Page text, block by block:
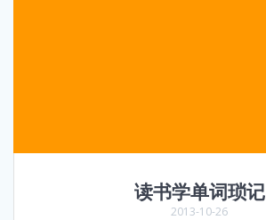
读书学单词琐记
2013-10-26